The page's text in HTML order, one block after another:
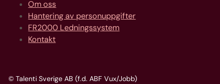
Om oss
Hantering av personuppgifter
FR2000 Ledningssystem
Kontakt
© Talenti Sverige AB (f.d. ABF Vux/Jobb)